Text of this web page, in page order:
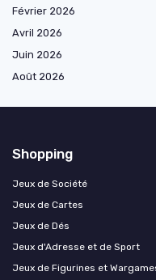
Février 2026
Avril 2026
Juin 2026
Août 2026
Shopping
Jeux de Société
Jeux de Cartes
Jeux de Dés
Jeux d'Adresse et de Sport
Jeux de Figurines et